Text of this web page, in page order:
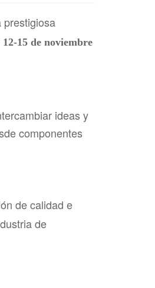
prestigiosa
12-15 de noviembre
ideas y
componentes
de calidad e
de